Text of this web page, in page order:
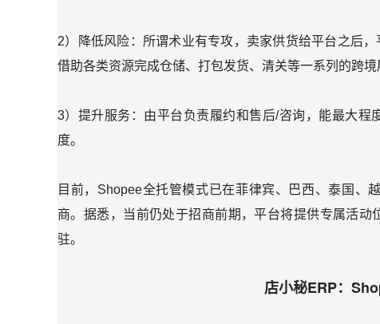
2）降低风险：所谓术业有专攻，卖家供货给平台之后
借助各类资源完成仓储、打包发货、清关等一系列的跨
3）提升服务：由平台负责履约和售后/咨询，能最大
度。
目前，Shopee全托管模式已在菲律宾、巴西、泰国、
商。据悉，当前仍处于招商前期，平台将提供专属活
驻。
店小秘ERP：